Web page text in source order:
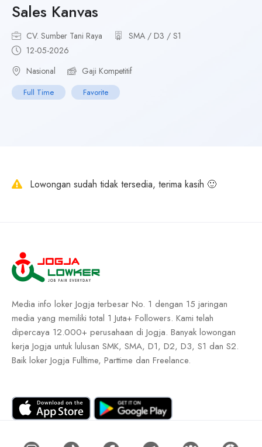
Sales Kanvas
CV. Sumber Tani Raya
SMA / D3 / S1
12-05-2026
Nasional
Gaji Kompetitif
Full Time Favorite
Lowongan sudah tidak tersedia, terima kasih 🙂
Media info loker Jogja terbesar No. 1 dengan 15 jaringan
media yang memiliki total 1 Juta+ Followers. Kami telah
dipercaya 12.000+ perusahaan di Jogja. Banyak lowongan
kerja Jogja untuk lulusan SMK, SMA, D1, D2, D3, S1 dan S2.
Baik loker Jogja Fulltime, Parttime dan Freelance.